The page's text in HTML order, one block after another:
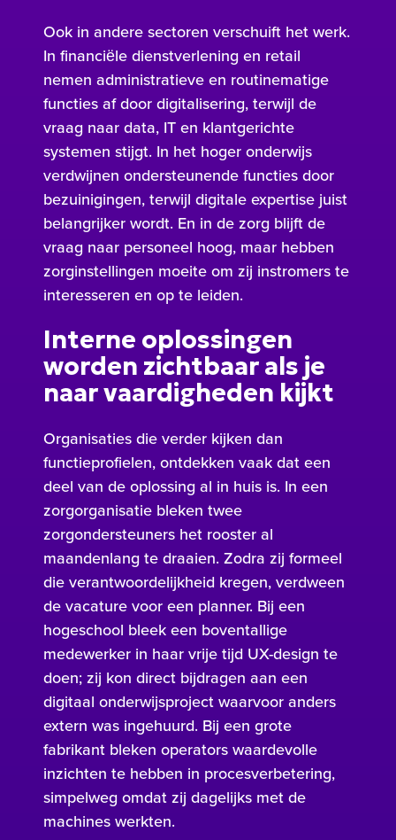
Ook in andere sectoren verschuift het werk.
In financiële dienstverlening en retail
nemen administratieve en routinematige
functies af door digitalisering, terwijl de
vraag naar data, IT en klantgerichte
systemen stijgt. In het hoger onderwijs
verdwijnen ondersteunende functies door
bezuinigingen, terwijl digitale expertise juist
belangrijker wordt. En in de zorg blijft de
vraag naar personeel hoog, maar hebben
zorginstellingen moeite om zij instromers te
interesseren en op te leiden.
Interne oplossingen
worden zichtbaar als je
naar vaardigheden kijkt
Organisaties die verder kijken dan
functieprofielen, ontdekken vaak dat een
deel van de oplossing al in huis is. In een
zorgorganisatie bleken twee
zorgondersteuners het rooster al
maandenlang te draaien. Zodra zij formeel
die verantwoordelijkheid kregen, verdween
de vacature voor een planner. Bij een
hogeschool bleek een boventallige
medewerker in haar vrije tijd UX-design te
doen; zij kon direct bijdragen aan een
digitaal onderwijsproject waarvoor anders
extern was ingehuurd. Bij een grote
fabrikant bleken operators waardevolle
inzichten te hebben in procesverbetering,
simpelweg omdat zij dagelijks met de
machines werkten.